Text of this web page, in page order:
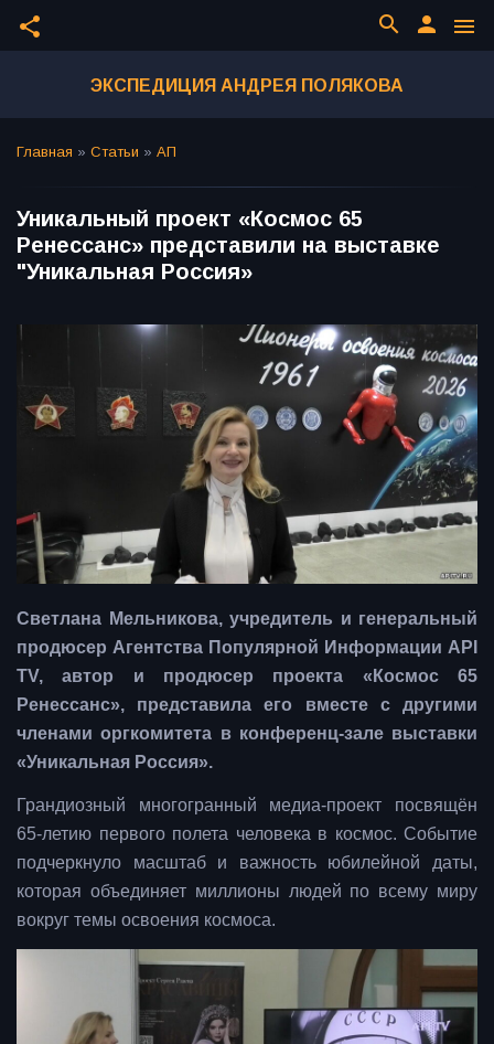
share menu
person
search
ЭКСПЕДИЦИЯ АНДРЕЯ ПОЛЯКОВА
Главная » Статьи » АП
Уникальный проект «Космос 65
Ренессанс» представили на выставке
"Уникальная Россия»
Светлана Мельникова, учредитель и генеральный
продюсер Агентства Популярной Информации API
TV, автор и продюсер проекта «Космос 65
Ренессанс», представила его вместе с другими
членами оргкомитета в конференц-зале выставки
«Уникальная Россия».
Грандиозный многогранный медиа-проект посвящён
65-летию первого полета человека в космос. Событие
подчеркнуло масштаб и важность юбилейной даты,
которая объединяет миллионы людей по всему миру
вокруг темы освоения космоса.